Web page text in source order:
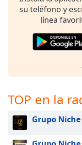
Font
su teléfono y
línea
TOP en la
Grupo Niche